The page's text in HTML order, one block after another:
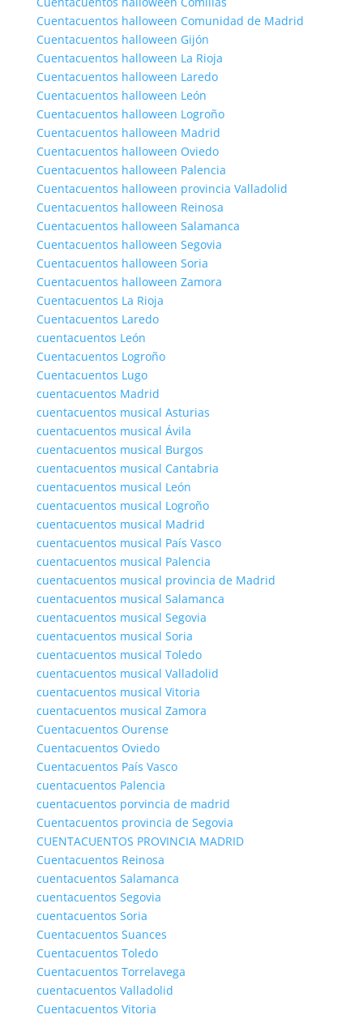
Cuentacuentos halloween Comunidad de Madrid
Cuentacuentos halloween Gijón
Cuentacuentos halloween La Rioja
Cuentacuentos halloween Laredo
Cuentacuentos halloween León
Cuentacuentos halloween Logroño
Cuentacuentos halloween Madrid
Cuentacuentos halloween Oviedo
Cuentacuentos halloween Palencia
Cuentacuentos halloween provincia Valladolid
Cuentacuentos halloween Reinosa
Cuentacuentos halloween Salamanca
Cuentacuentos halloween Segovia
Cuentacuentos halloween Soria
Cuentacuentos halloween Zamora
Cuentacuentos La Rioja
Cuentacuentos Laredo
cuentacuentos León
Cuentacuentos Logroño
Cuentacuentos Lugo
cuentacuentos Madrid
cuentacuentos musical Asturias
cuentacuentos musical Ávila
cuentacuentos musical Burgos
cuentacuentos musical Cantabria
cuentacuentos musical León
cuentacuentos musical Logroño
cuentacuentos musical Madrid
cuentacuentos musical País Vasco
cuentacuentos musical Palencia
cuentacuentos musical provincia de Madrid
cuentacuentos musical Salamanca
cuentacuentos musical Segovia
cuentacuentos musical Soria
cuentacuentos musical Toledo
cuentacuentos musical Valladolid
cuentacuentos musical Vitoria
cuentacuentos musical Zamora
Cuentacuentos Ourense
Cuentacuentos Oviedo
Cuentacuentos País Vasco
cuentacuentos Palencia
cuentacuentos porvincia de madrid
Cuentacuentos provincia de Segovia
CUENTACUENTOS PROVINCIA MADRID
Cuentacuentos Reinosa
cuentacuentos Salamanca
cuentacuentos Segovia
cuentacuentos Soria
Cuentacuentos Suances
Cuentacuentos Toledo
Cuentacuentos Torrelavega
cuentacuentos Valladolid
Cuentacuentos Vitoria